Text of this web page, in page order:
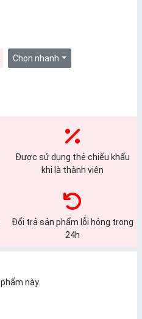
Chọn nhanh
Được sử dụng thẻ chiếu khấu
khi là thành viên
Đổi trả sản phẩm lỗi hỏng trong
24h
này.